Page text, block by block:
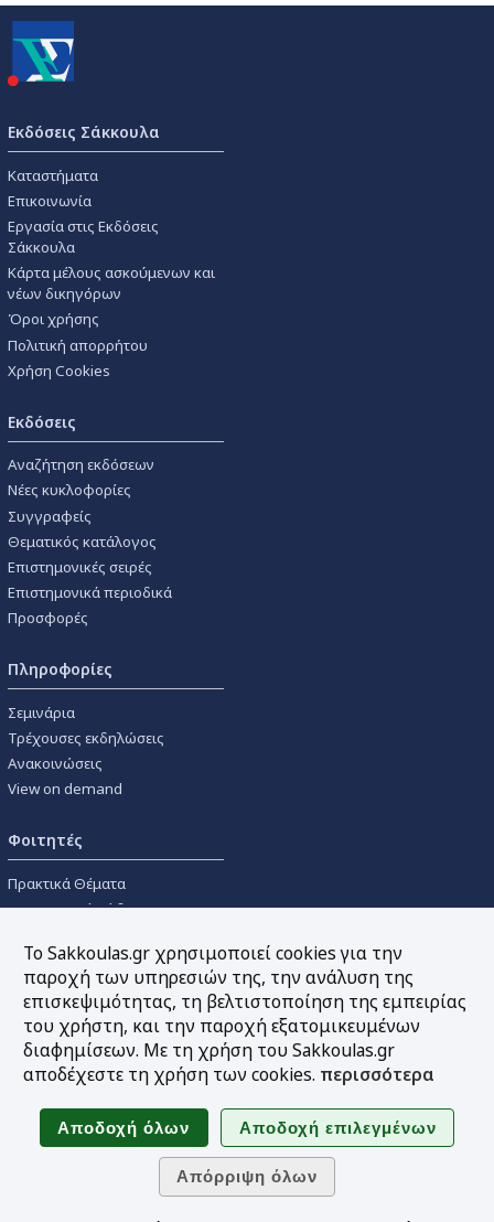
Εκδόσεις Σάκκουλα
Καταστήματα
Επικοινωνία
Εργασία στις Εκδόσεις
Σάκκουλα
Κάρτα μέλους ασκούμενων και
νέων δικηγόρων
Όροι χρήσης
Πολιτική απορρήτου
Χρήση Cookies
Εκδόσεις
Αναζήτηση εκδόσεων
Νέες κυκλοφορίες
Συγγραφείς
Θεματικός κατάλογος
Επιστημονικές σειρές
Επιστημονικά περιοδικά
Προσφορές
Πληροφορίες
Σεμινάρια
Τρέχουσες εκδηλώσεις
Ανακοινώσεις
View on demand
Φοιτητές
Πρακτικά Θέματα
Οικονομικοί Κώδικες
Συγγραμμάτων
Εργαλεία
Online υπολογισμός τόκων
Υπηρεσία Ηλεκτρονικής
Sitemap
Ακολουθήστε μας
Το Sakkoulas.gr χρησιμοποιεί cookies για την
παροχή των υπηρεσιών της, την ανάλυση της
επισκεψιμότητας, τη βελτιστοποίηση της εμπειρίας
του χρήστη, και την παροχή εξατομικευμένων
διαφημίσεων. Με τη χρήση του Sakkoulas.gr
αποδέχεστε τη χρήση των cookies. περισσότερα